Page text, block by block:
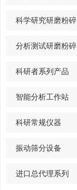
科学研究研磨粉碎
分析测试研磨粉碎
科研者系列产品
智能分析工作站
科研常规仪器
振动筛分设备
进口总代理系列